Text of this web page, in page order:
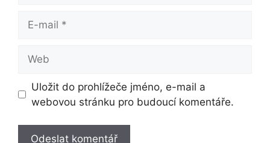
mail
Uložit do prohlížeče jméno, e-mail a
webovou stránku pro budoucí komentáře.